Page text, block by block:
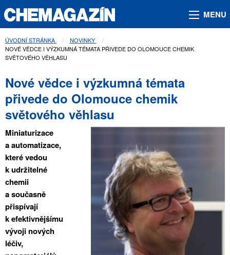
MENU
ÚVODNÍ STRÁNKA
NOVINKY
AKTUÁLNÍ STRÁNKA:
NOVÉ VĚDCE I VÝZKUMNÁ TÉMATA PŘIVEDE DO OLOMOUCE CHEMIK
SVĚTOVÉHO VĚHLASU
Nové vědce i výzkumná témata
přivede do Olomouce chemik
světového věhlasu
Miniaturizace
a automatizace,
které vedou
k udržitelné
chemii
a současně
přispívají
k efektivnějšímu
vývoji nových
léčiv,